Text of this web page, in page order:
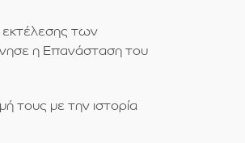
εκτέλεσης των
η Επανάσταση του
τους με την ιστορία